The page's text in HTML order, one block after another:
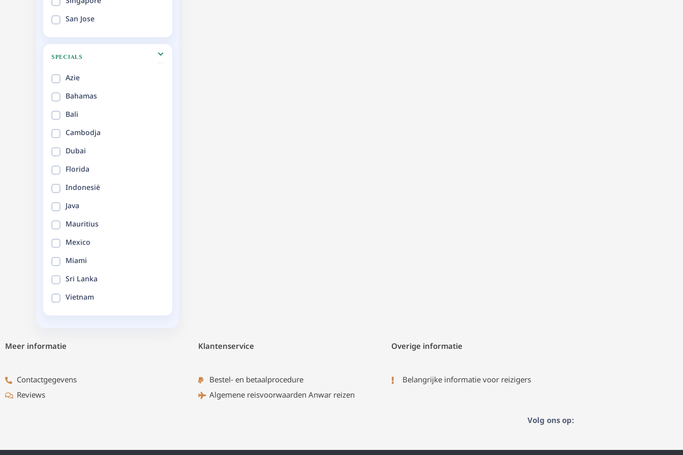
San Jose
SPECIALS
Azie
Bahamas
Bali
Cambodja
Dubai
Florida
Indonesië
Java
Mauritius
Mexico
Miami
Sri Lanka
Vietnam
Meer informatie
Contactgegevens
Reviews
Klantenservice
Bestel- en betaalprocedure
Algemene reisvoorwaarden Anwar reizen
Overige informatie
Belangrijke informatie voor reizigers
Volg ons op: